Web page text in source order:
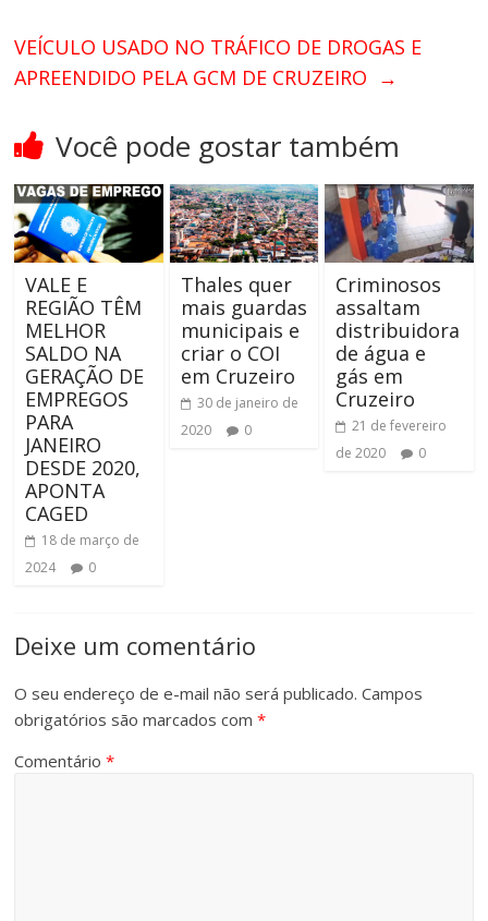
VEÍCULO USADO NO TRÁFICO DE DROGAS E
APREENDIDO PELA GCM DE CRUZEIRO →
Você pode gostar também
VALE E
REGIÃO TÊM
MELHOR
SALDO NA
GERAÇÃO DE
EMPREGOS
PARA
JANEIRO
DESDE 2020,
APONTA
CAGED
18 de março de
2024
0
Thales quer
mais guardas
municipais e
criar o COI
em Cruzeiro
30 de janeiro de
2020
0
Criminosos
assaltam
distribuidora
de água e
gás em
Cruzeiro
21 de fevereiro
de 2020
0
Deixe um comentário
O seu endereço de e-mail não será publicado. Campos
obrigatórios são marcados com*
Comentário*